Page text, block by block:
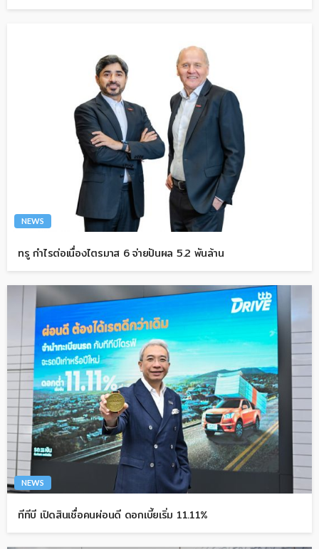
NEWS
ทรู กำไรต่อเนื่องไตรมาส 6 จ่ายปันผล 5.2 พันล้าน
NEWS
ทีทีบี เปิดสินเชื่อคนผ่อนดี ดอกเบี้ยเริ่ม 11.11%